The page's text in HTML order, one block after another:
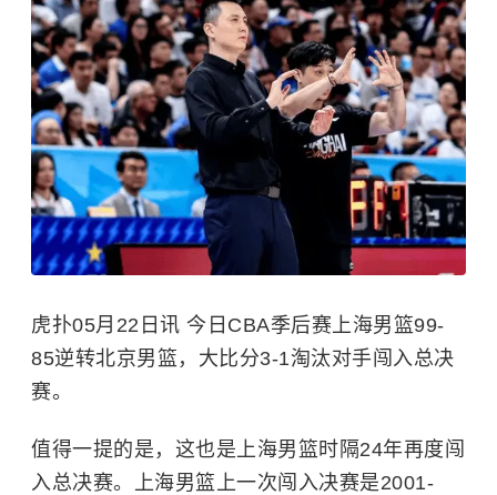
虎扑05月22日讯 今日CBA季后赛上海男篮99-
85逆转北京男篮，大比分3-1淘汰对手闯入总决
赛。
值得一提的是，这也是上海男篮时隔24年再度闯
入总决赛。上海男篮上一次闯入决赛是2001-